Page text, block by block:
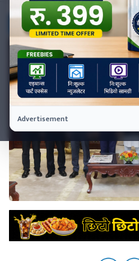
नेप्से
प्रमुख
समाचार
बजार
बैंक-
वित्त
अन्य